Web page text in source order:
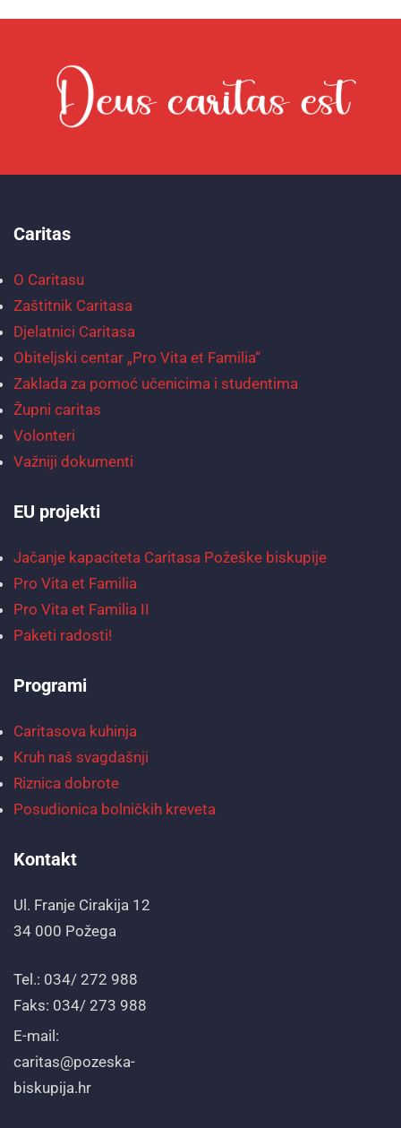
Caritas
O Caritasu
Zaštitnik Caritasa
Djelatnici Caritasa
Obiteljski centar „Pro Vita et Familia“
Zaklada za pomoć učenicima i studentima
Župni caritas
Volonteri
Važniji dokumenti
EU projekti
Jačanje kapaciteta Caritasa Požeške biskupije
Pro Vita et Familia
Pro Vita et Familia II
Paketi radosti!
Programi
Caritasova kuhinja
Kruh naš svagdašnji
Riznica dobrote
Posudionica bolničkih kreveta
Kontakt
Ul. Franje Cirakija 12
34 000 Požega
Tel.: 034/ 272 988
Faks: 034/ 273 988
E-mail:
caritas@pozeska-
biskupija.hr